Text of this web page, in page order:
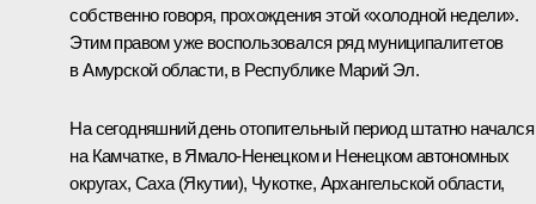
собственно говоря, прохождения этой «холодной недели».
Этим правом уже воспользовался ряд муниципалитетов
в Амурской области, в Республике Марий Эл.
На сегодняшний день отопительный период штатно начался
на Камчатке, в Ямало-Ненецком и Ненецком автономных
округах, Саха (Якутии), Чукотке, Архангельской области,